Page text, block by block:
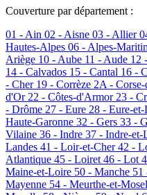
Couverture par département :
01 - Ain 02 - Aisne 03 - Allier
Hautes-Alpes 06 - Alpes-
Ariège 10 - Aube 11 - Aude 12
14 - Calvados 15 - Cantal 16 -
- Cher 19 - Corrèze 2A - Corse-
d'Or 22 - Côtes-d'Armor 23 -
- Drôme 27 - Eure 28 - Eure-
Haute-Garonne 32 - Gers 33 -
Vilaine 36 - Indre 37 - Indre-et-
Landes 41 - Loir-et-Cher42 -
Atlantique 45 - Loiret 46 - Lot
Maine-et-Loire 50 - Manche 51
Mayenne 54 - Meurthe-et-